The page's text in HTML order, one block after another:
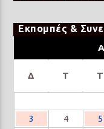
Εκπομπές &
Δ Τ Τ
3
4 5